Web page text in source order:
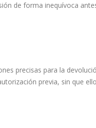
de forma inequívoca
precisas para la
previa, sin que